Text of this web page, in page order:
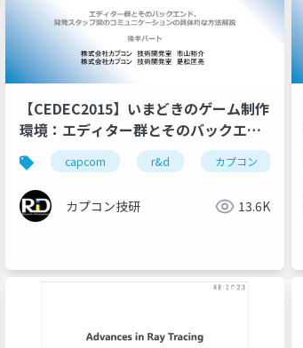
カプコン技研 cedec ゲーム開発
【CEDEC2015】いまどきのゲーム制作
環境：エディター群とそのバックエン
ド、開発スタッフ間のコミュニケーシ
ョンの具体的な方法解説(後半)
capcom r&d カプコン
カプコン技研 13.6K